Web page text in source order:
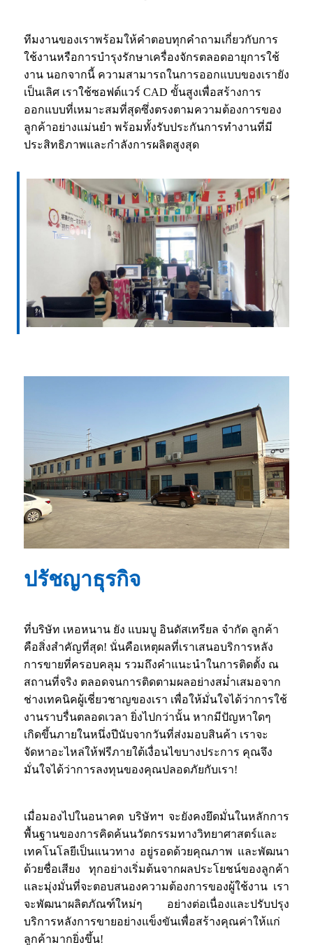
ทีมงานของเราพร้อมให้คำตอบทุกคำถามเกี่ยวกับการ
ใช้งานหรือการบำรุงรักษาเครื่องจักรตลอดอายุการใช้
งาน นอกจากนี้ ความสามารถในการออกแบบของเรายัง
เป็นเลิศ เราใช้ซอฟต์แวร์ CAD ขั้นสูงเพื่อสร้างการ
ออกแบบที่เหมาะสมที่สุดซึ่งตรงตามความต้องการของ
ลูกค้าอย่างแม่นยำ พร้อมทั้งรับประกันการทำงานที่มี
ประสิทธิภาพและกำลังการผลิตสูงสุด
ปรัชญาธุรกิจ
ที่บริษัท เหอหนาน ยัง แบมบู อินดัสเทรียล จำกัด ลูกค้า
คือสิ่งสำคัญที่สุด! นั่นคือเหตุผลที่เราเสนอบริการหลัง
การขายที่ครอบคลุม รวมถึงคำแนะนำในการติดตั้ง ณ
สถานที่จริง ตลอดจนการติดตามผลอย่างสม่ำเสมอจาก
ช่างเทคนิคผู้เชี่ยวชาญของเรา เพื่อให้มั่นใจได้ว่าการใช้
งานราบรื่นตลอดเวลา ยิ่งไปกว่านั้น หากมีปัญหาใดๆ
เกิดขึ้นภายในหนึ่งปีนับจากวันที่ส่งมอบสินค้า เราจะ
จัดหาอะไหล่ให้ฟรีภายใต้เงื่อนไขบางประการ คุณจึง
มั่นใจได้ว่าการลงทุนของคุณปลอดภัยกับเรา!
เมื่อมองไปในอนาคต บริษัทฯ จะยังคงยึดมั่นในหลักการ
พื้นฐานของการคิดค้นนวัตกรรมทางวิทยาศาสตร์และ
เทคโนโลยีเป็นแนวทาง อยู่รอดด้วยคุณภาพ และพัฒนา
ด้วยชื่อเสียง ทุกอย่างเริ่มต้นจากผลประโยชน์ของลูกค้า
และมุ่งมั่นที่จะตอบสนองความต้องการของผู้ใช้งาน เรา
จะพัฒนาผลิตภัณฑ์ใหม่ๆ อย่างต่อเนื่องและปรับปรุง
บริการหลังการขายอย่างแข็งขันเพื่อสร้างคุณค่าให้แก่
ลูกค้ามากยิ่งขึ้น!